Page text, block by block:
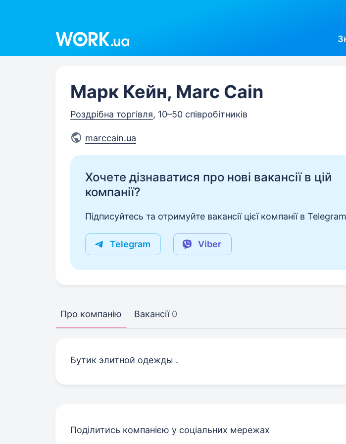
Марк Кейн, Marc Cain
Роздрібна торгівля, 10–50 співробітників
marccain.ua
Хочете дізнаватися про нові вакансії в цій
компанії?
Підписуйтесь та отримуйте вакансії цієї компанії в
Telegram Viber
Про компанію Вакансії 0
Бутик элитной одежды .
Поділитись компанією у соціальних мережах